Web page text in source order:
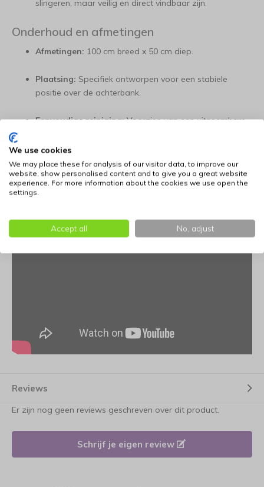
slingeren, maar veilig en direct vindbaar zijn.
Onderhoud en afmetingen
Afmetingen: 100 cm breed x 50 cm diep.
Plaatsing: Specifiek ontworpen voor een stabiele
positie over de achterbank.
Eenvoudige reiniging:Voorzien van een uitneembare
dagje strand of bos.
Reviews
Er zijn nog geen reviews geschreven over dit product.
Schrijf je eigen review
We use cookies
We may place these for analysis of our visitor data, to improve our
website, show personalised content and to give you a great website
experience. For more information about the cookies we use open the
settings.
Accept all No, adjust